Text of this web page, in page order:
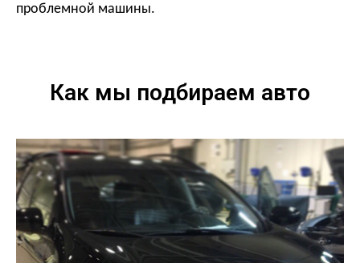
проблемной машины.
Как мы подбираем авто